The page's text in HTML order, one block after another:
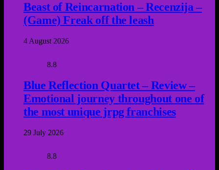
Beast of Reincarnation – Recenzija –
(Game) Freak off the leash
4 August 2026
8.8
Blue Reflection Quartet – Review –
Emotional journey throughout one of
the most unique jrpg franchises
29 July 2026
8.8